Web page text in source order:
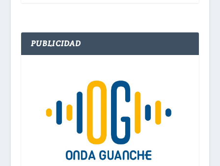
PUBLICIDAD